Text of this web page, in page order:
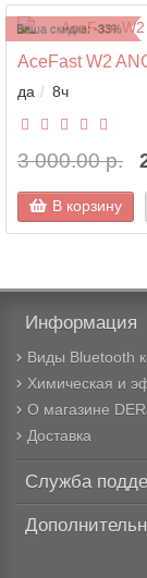
Ваша скидка: -33%
AceFast W2
да 8ч
3 000.00 р.
В корзину
Информация
Виды Bluetooth
Химическая и
О магазине
Доставка
Служба